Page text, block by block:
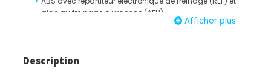
aide au freinage d'urgence (AFU)
Aide au démarrage en côte
Afficher plus
Description